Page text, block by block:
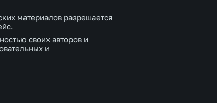
материалов разрешается
своих авторов и
и